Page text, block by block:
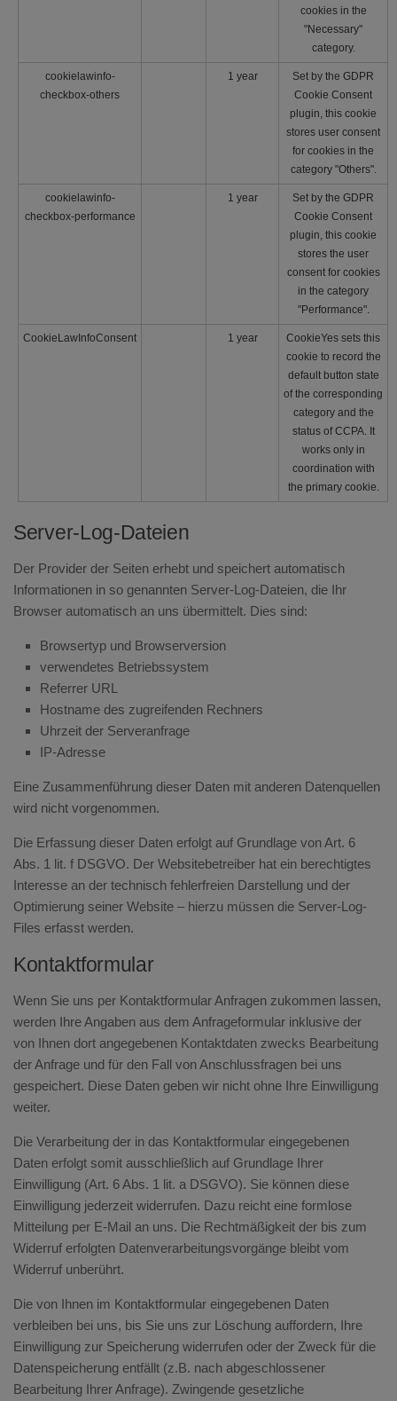
cookies in the
"Necessary"
category.
cookielawinfo-
checkbox-others
1 year
Set by the GDPR
Cookie Consent
plugin, this cookie
stores user consent
for cookies in the
category "Others".
cookielawinfo-
checkbox-performance
1 year
Set by the GDPR
Cookie Consent
plugin, this cookie
stores the user
consent for cookies
in the category
"Performance".
CookieLawInfoConsent 1 year
CookieYes sets this
cookie to record the
default button state
of the corresponding
category and the
status of CCPA. It
works only in
coordination with
the primary cookie.
Server-Log-Dateien
Der Provider der Seiten erhebt und speichert automatisch
Informationen in so genannten Server-Log-Dateien, die Ihr
Browser automatisch an uns übermittelt. Dies sind:
Browsertyp und Browserversion
verwendetes Betriebssystem
Referrer URL
Hostname des zugreifenden Rechners
Uhrzeit der Serveranfrage
IP-Adresse
Eine Zusammenführung dieser Daten mit anderen Datenquellen
wird nicht vorgenommen.
Die Erfassung dieser Daten erfolgt auf Grundlage von Art. 6
Abs. 1 lit. f DSGVO. Der Websitebetreiber hat ein berechtigtes
Interesse an der technisch fehlerfreien Darstellung und der
Optimierung seiner Website – hierzu müssen die Server-Log-
Files erfasst werden.
Kontaktformular
Wenn Sie uns per Kontaktformular Anfragen zukommen lassen,
werden Ihre Angaben aus dem Anfrageformular inklusive der
von Ihnen dort angegebenen Kontaktdaten zwecks Bearbeitung
der Anfrage und für den Fall von Anschlussfragen bei uns
gespeichert. Diese Daten geben wir nicht ohne Ihre Einwilligung
weiter.
Die Verarbeitung der in das Kontaktformular eingegebenen
Daten erfolgt somit ausschließlich auf Grundlage Ihrer
Einwilligung (Art. 6 Abs. 1 lit. a DSGVO). Sie können diese
Einwilligung jederzeit widerrufen. Dazu reicht eine formlose
Mitteilung per E-Mail an uns. Die Rechtmäßigkeit der bis zum
Widerruf erfolgten Datenverarbeitungsvorgänge bleibt vom
Widerruf unberührt.
Die von Ihnen im Kontaktformular eingegebenen Daten
verbleiben bei uns, bis Sie uns zur Löschung auffordern, Ihre
Einwilligung zur Speicherung widerrufen oder der Zweck für die
Datenspeicherung entfällt (z.B. nach abgeschlossener
Bearbeitung Ihrer Anfrage). Zwingende gesetzliche